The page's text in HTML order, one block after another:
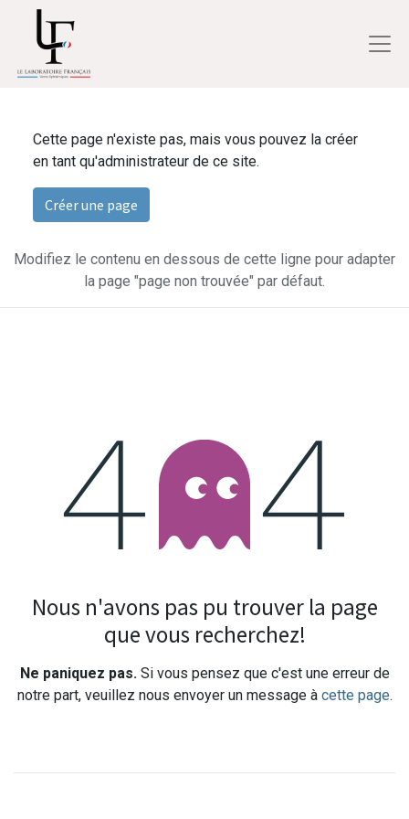
Cette page n'existe pas, mais vous pouvez la créer
en tant qu'administrateur de ce site.
Créer une page
Modifiez le contenu en dessous de cette ligne pour adapter
la page "page non trouvée" par défaut.
Erreur 404
Nous n'avons pas pu trouver la page
que vous recherchez!
Ne paniquez pas.Si vous pensez que c'est une erreur de
notre part, veuillez nous envoyer un message à cette page.